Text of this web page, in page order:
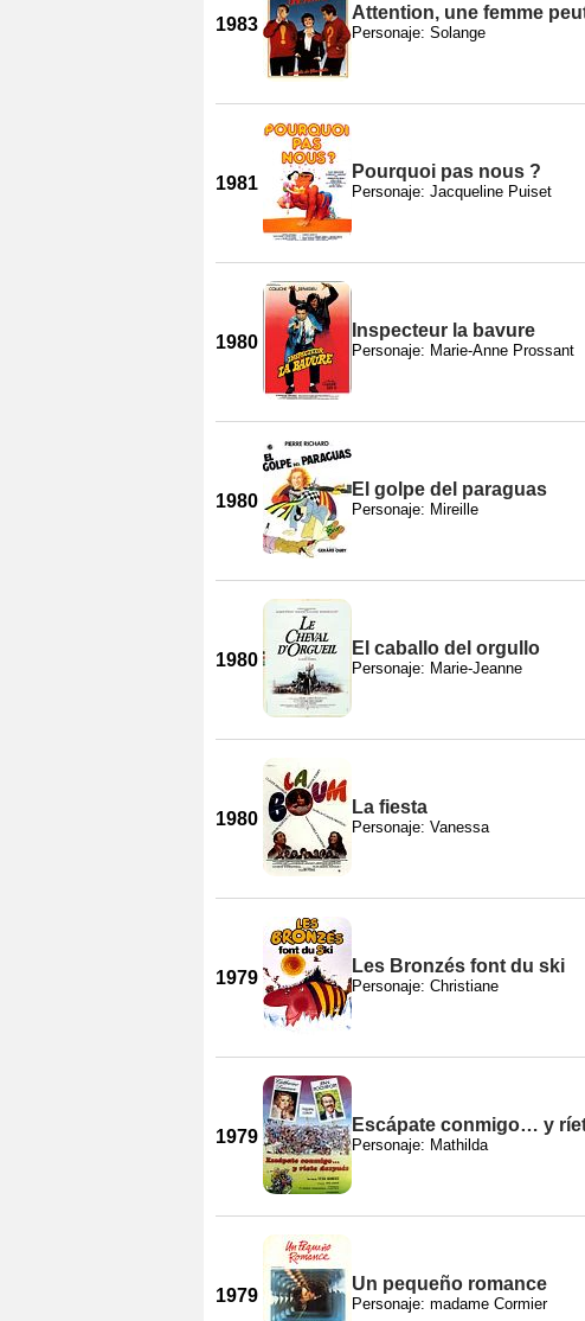
1983
Attention, une femme
Personaje: Solange
1981
Pourquoi pas nous ?
Personaje: Jacqueline Puiset
1980
Inspecteur la bavure
Personaje: Marie-Anne Prossant
1980
El golpe del paraguas
Personaje: Mireille
1980
El caballo del orgullo
Personaje: Marie-Jeanne
1980
La fiesta
Personaje: Vanessa
1979
Les Bronzés font du ski
Personaje: Christiane
1979
Escápate conmigo… y
Personaje: Mathilda
1979
Un pequeño romance
Personaje: madame Cormier